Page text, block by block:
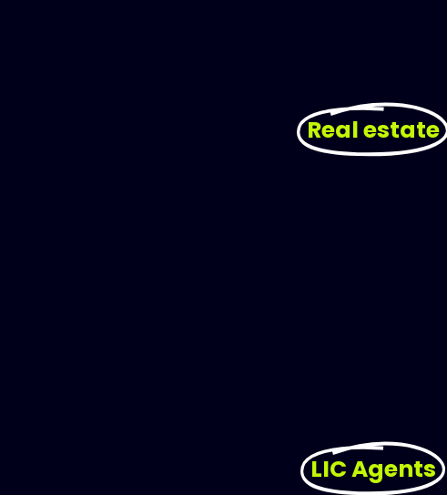
Real estate
LIC Agents